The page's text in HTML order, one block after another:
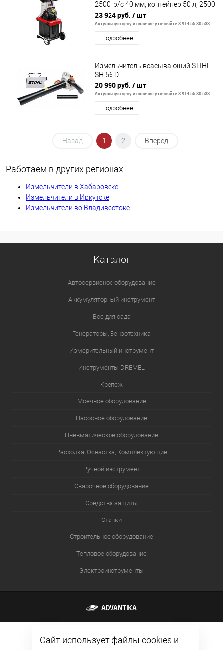
2500, р/с 40 мм, контейнер 50 л, 2500
Вт
23 924 руб. / шт
Актуальную цену и наличие уточняйте 8 914 55 80 533
Подробнее
Измельчитель всасывающий STIHL
SH 56 D
20 990 руб. / шт
Актуальную цену и наличие уточняйте 8 914 55 80 533
Подробнее
Назад 1 2 Вперед
Работаем в других регионах:
Измельчители в Хабаровске
Измельчители в Иркутске
Измельчители во Владивостоке
Каталог
Автосервисное оборудование
Аккумуляторный инструмент
Все для сада
Генераторы, Бензотехника
Измерительный инструмент
Инструменты DREMEL
Крепеж
Моечное оборудование
Насосное оборудование
Пневматическое оборудование
Расходка, Оснастка, Комплектующие
Ручной инструмент
Сварочное оборудование
Средства защиты
Станки
Строительное оборудование
Тепловое оборудование
Электроинструменты
Сайт использует файлы cookies и